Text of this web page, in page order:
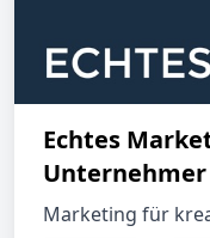
Echtes
Unternehmer
Marketing für